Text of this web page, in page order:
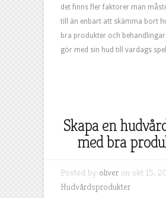
det finns fler faktorer man
till än enbart att skämma bort
bra produkter och
gör med sin hud till vardags
Skapa en
med bra
Posted by oliver on okt 15,
Hudvårdsprodukter